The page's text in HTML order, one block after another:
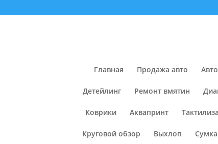
Главная Продажа авто
Детейлинг Ремонт вмятин
Коврики Аквапринт
Круговой обзор Выхлоп